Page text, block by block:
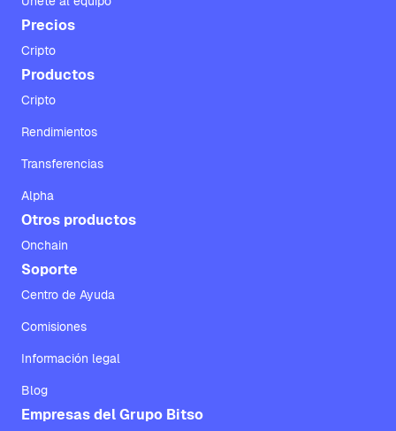
Precios
Cripto
Productos
Cripto
Rendimientos
Transferencias
Alpha
Otros productos
Onchain
Soporte
Centro de Ayuda
Comisiones
Información legal
Blog
Empresas del Grupo Bitso